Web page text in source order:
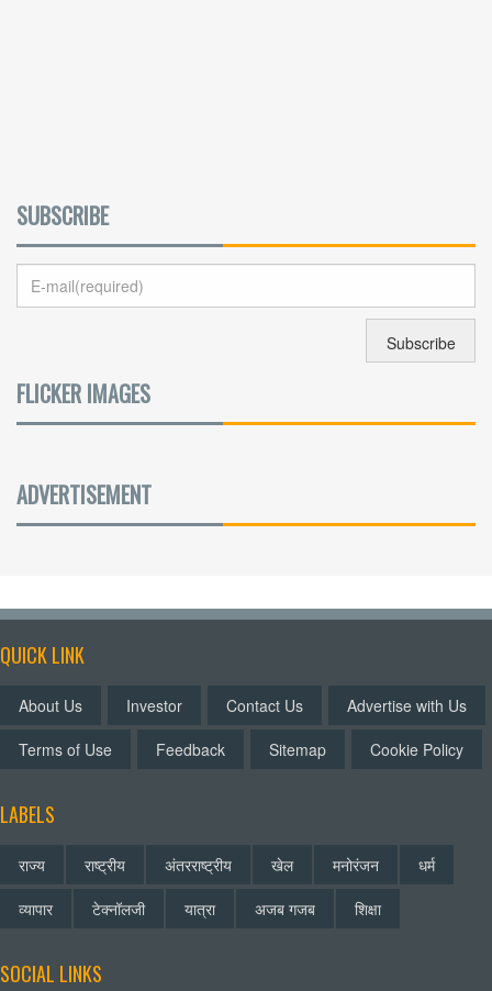
SUBSCRIBE
FLICKER IMAGES
ADVERTISEMENT
QUICK LINK
About Us Investor Contact Us
Advertise with Us
Terms of Use
Feedback Sitemap Cookie Policy
LABELS
राज्य राष्ट्रीय अंतरराष्ट्रीय खेल मनोरंजन
धर्म
व्यापार
टेक्नॉलजी यात्रा अजब गजब शिक्षा
SOCIAL LINKS